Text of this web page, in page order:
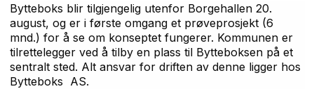
Bytteboks blir tilgjengelig utenfor Borgehallen 20.
august, og er i første omgang et prøveprosjekt (6
mnd.) for å se om konseptet fungerer. Kommunen er
tilrettelegger ved å tilby en plass til Bytteboksen på et
sentralt sted. Alt ansvar for driften av denne ligger hos
Bytteboks AS.